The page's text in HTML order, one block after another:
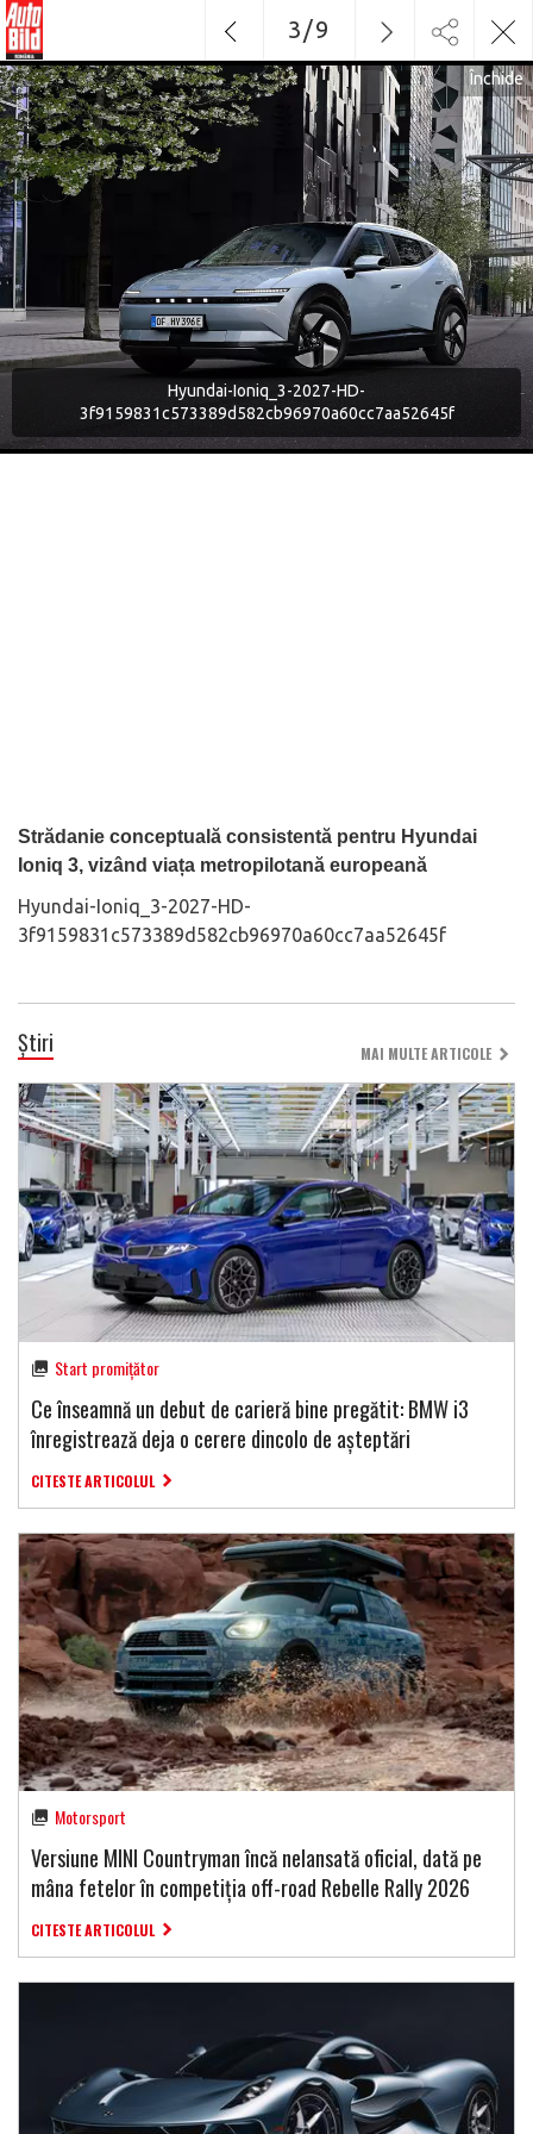
Hyundai-Ioniq_3-2027-HD-
3f9159831c573389d582cb96970a60cc7aa52645f
Strădanie conceptuală consistentă pentru Hyundai
Ioniq 3, vizând viața metropilotană europeană
Hyundai-Ioniq_3-2027-HD-
3f9159831c573389d582cb96970a60cc7aa52645f
Închide
3/9
Știri MAI MULTE ARTICOLE
Start promițător
Ce înseamnă un debut de carieră bine pregătit: BMW i3
înregistrează deja o cerere dincolo de așteptări
CITESTE ARTICOLUL
Motorsport
Versiune MINI Countryman încă nelansată oficial, dată pe
mâna fetelor în competiția off-road Rebelle Rally 2026
CITESTE ARTICOLUL